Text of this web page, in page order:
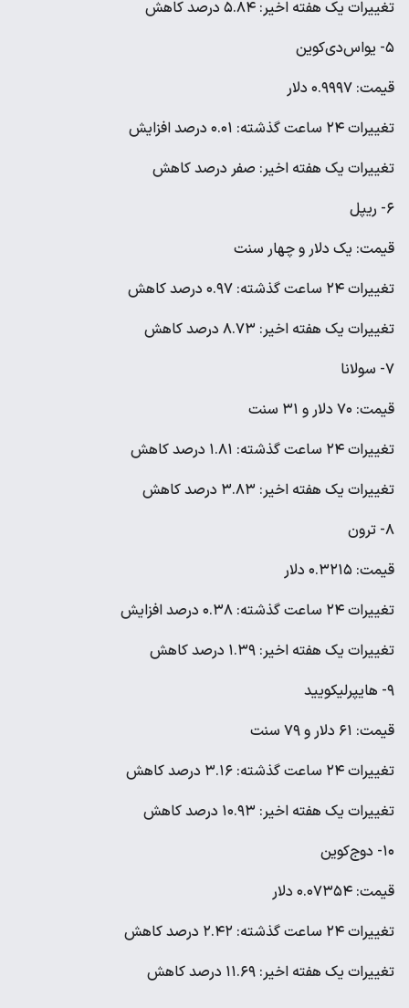
تغییرات یک هفته اخیر: ۵.۸۴ درصد کاهش
۵- یواس‌دی‌کوین
قیمت: ۰.۹۹۹۷ دلار
تغییرات ۲۴ ساعت گذشته: ۰.۰۱ درصد افزایش
تغییرات یک هفته اخیر: صفر درصد کاهش
۶- ریپل
قیمت: یک دلار و چهار سنت
تغییرات ۲۴ ساعت گذشته: ۰.۹۷ درصد کاهش
تغییرات یک هفته اخیر: ۸.۷۳ درصد کاهش
۷- سولانا
قیمت: ۷۰ دلار و ۳۱ سنت
تغییرات ۲۴ ساعت گذشته: ۱.۸۱ درصد کاهش
تغییرات یک هفته اخیر: ۳.۸۳ درصد کاهش
۸- ترون
قیمت: ۰.۳۲۱۵ دلار
تغییرات ۲۴ ساعت گذشته: ۰.۳۸ درصد افزایش
تغییرات یک هفته اخیر: ۱.۳۹ درصد کاهش
۹- هایپرلیکویید
قیمت: ۶۱ دلار و ۷۹ سنت
تغییرات ۲۴ ساعت گذشته: ۳.۱۶ درصد کاهش
تغییرات یک هفته اخیر: ۱۰.۹۳ درصد کاهش
۱۰- دوج‌کوین
قیمت: ۰.۰۷۳۵۴ دلار
تغییرات ۲۴ ساعت گذشته: ۲.۴۲ درصد کاهش
تغییرات یک هفته اخیر: ۱۱.۶۹ درصد کاهش